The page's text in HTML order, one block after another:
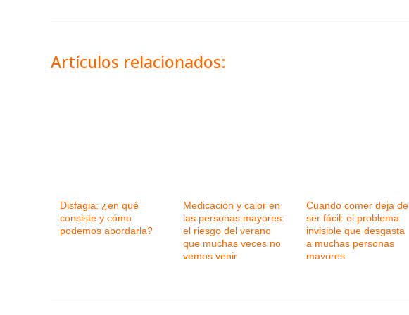
Artículos relacionados:
Disfagia: ¿en qué
consiste y cómo
podemos abordarla?
Medicación y calor en
las personas mayores:
el riesgo del verano
que muchas veces no
vemos venir
Cuando comer deja de
ser fácil: el problema
invisible que desgasta
a muchas personas
mayores